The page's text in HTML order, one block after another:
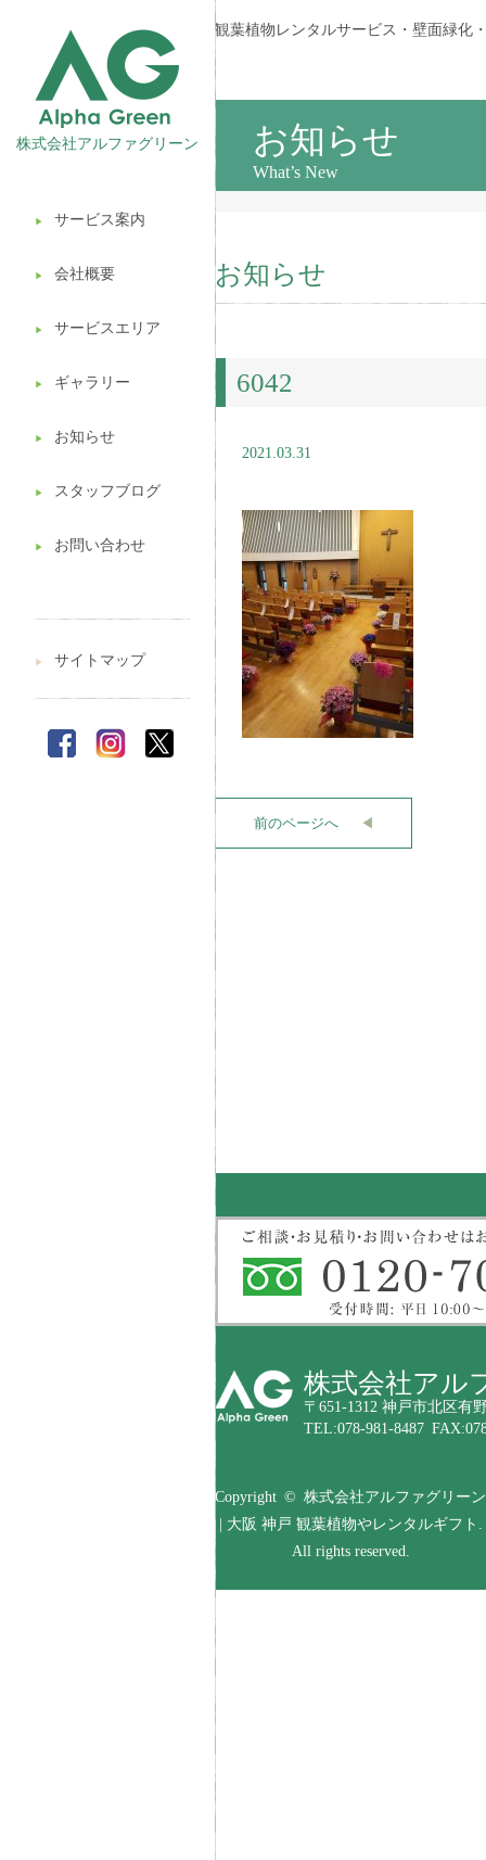
株式会社アルファグリーン
▶︎ サービス案内
▶︎ 会社概要
▶︎ サービスエリア
▶︎ ギャラリー
▶︎ お知らせ
▶︎ スタッフブログ
▶︎ お問い合わせ
観葉植物レンタル
壁面緑化
ギフト販売
造園ガーデニング
植木処分
▶︎ サイトマップ
観葉植物レンタルサービス・壁面緑化
お知らせ
What’s New
お知らせ
6042
2021.03.31
前のページへ ◀︎
株式会社アル
〒651-1312 神戸市北区有
TEL:078-981-8487
Copyright © 株式会社アルファグリーン
| 大阪 神戸 観葉植物やレンタルギフト.
All rights reserved.